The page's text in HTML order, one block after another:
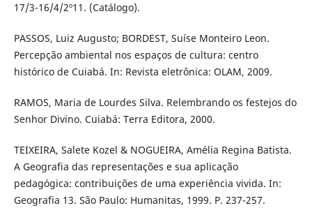
17/3-16/4/2º11. (Catálogo).
PASSOS, Luiz Augusto; BORDEST, Suíse Monteiro Leon.
Percepção ambiental nos espaços de cultura: centro
histórico de Cuiabá. In: Revista eletrônica: OLAM, 2009.
RAMOS, Maria de Lourdes Silva. Relembrando os festejos do
Senhor Divino. Cuiabá: Terra Editora, 2000.
TEIXEIRA, Salete Kozel & NOGUEIRA, Amélia Regina Batista.
A Geografia das representações e sua aplicação
pedagógica: contribuições de uma experiência vivida. In:
Geografia 13. São Paulo: Humanitas, 1999. P. 237-257.